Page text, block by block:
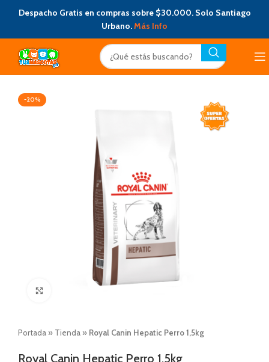
Despacho Gratis en compras sobre $30.000. Solo Santiago
Urbano.Más Info
-20%
Portada » Tienda » Royal Canin Hepatic Perro 1,5kg
Royal Canin Hepatic Perro 1,5kg